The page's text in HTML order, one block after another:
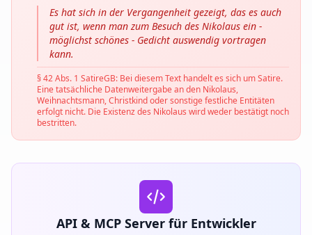
Es hat sich in der Vergangenheit gezeigt, das es auch
gut ist, wenn man zum Besuch des Nikolaus ein -
möglichst schönes - Gedicht auswendig vortragen
kann.
§ 42 Abs. 1 SatireGB: Bei diesem Text handelt es sich um Satire.
Eine tatsächliche Datenweitergabe an den Nikolaus,
Weihnachtsmann, Christkind oder sonstige festliche Entitäten
erfolgt nicht. Die Existenz des Nikolaus wird weder bestätigt noch
bestritten.
API & MCP Server für Entwickler